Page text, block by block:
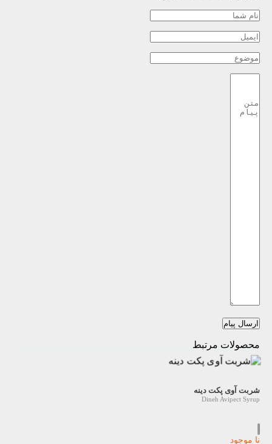
ارسال پیام
محصولات مرتبط
شربت آوی پکت دینه
Dineh Avipect Syrup
نا موجود